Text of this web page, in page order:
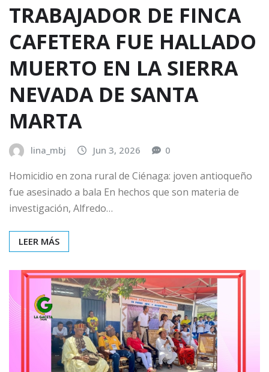
TRABAJADOR DE FINCA
CAFETERA FUE HALLADO
MUERTO EN LA SIERRA
NEVADA DE SANTA
MARTA
lina_mbj Jun 3, 2026 0
Homicidio en zona rural de Ciénaga: joven antioqueño
fue asesinado a bala En hechos que son materia de
investigación, Alfredo…
LEER MÁS